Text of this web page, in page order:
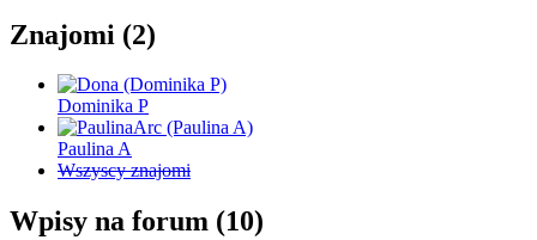
Znajomi (2)
Dominika P
Paulina A
Wszyscy znajomi
Wpisy na forum (10)